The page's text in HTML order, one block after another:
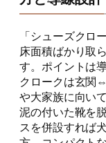
「シューズクロ
床面積ばかり取
す。ポイントは
クロークは玄関
や大家族に向い
泥の付いた靴を
スを併設すれば